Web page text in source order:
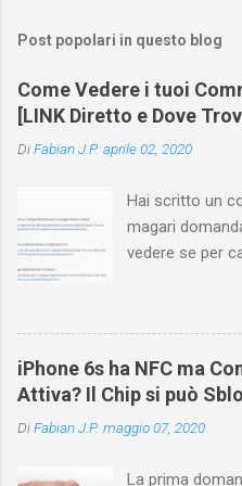
Post popolari in questo blog
Come Vedere i tuoi
[LINK Diretto e Dove
DiFabian J.P. aprile 02, 2020
Hai scritto un
magari
vedere se per
nessuna voce
YouTube " o
farlo sia se
oppure tramite
usando l'app ?
trovare i propri
iPhone 6s ha NFC ma
Attiva? Il Chip si può
DiFabian J.P. maggio 07, 2020
La prima